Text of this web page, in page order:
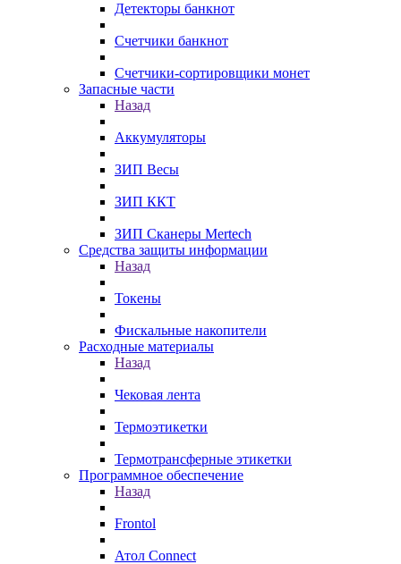
Детекторы банкнот
Счетчики банкнот
Счетчики-сортировщики монет
Запасные части
Назад
Аккумуляторы
ЗИП Весы
ЗИП ККТ
ЗИП Сканеры Mertech
Средства защиты информации
Назад
Токены
Фискальные накопители
Расходные материалы
Назад
Чековая лента
Термоэтикетки
Термотрансферные этикетки
Программное обеспечение
Назад
Frontol
Атол Connect